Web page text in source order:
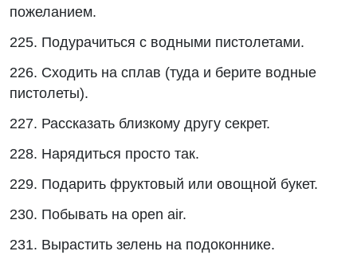
пожеланием.
225. Подурачиться с водными пистолетами.
226. Сходить на сплав (туда и берите водные
пистолеты).
227. Рассказать близкому другу секрет.
228. Нарядиться просто так.
229. Подарить фруктовый или овощной букет.
230. Побывать на open air.
231. Вырастить зелень на подоконнике.